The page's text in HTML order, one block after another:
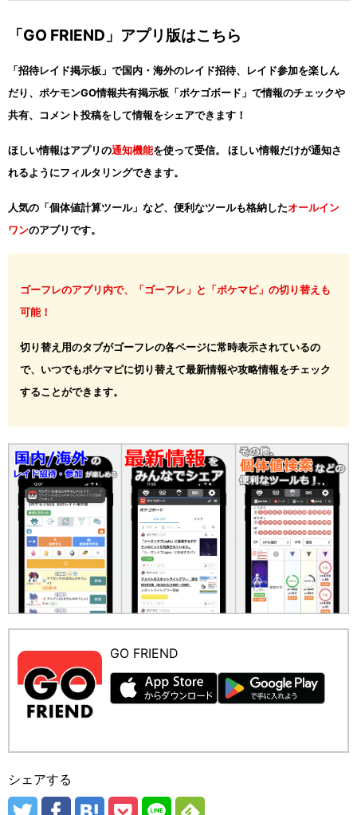
「GO FRIEND」アプリ版はこちら
「招待レイド掲示板」で国内・海外のレイド招待、レイド参加を楽しん
だり、ポケモンGO情報共有掲示板「ポケゴボード」で情報のチェックや
共有、コメント投稿をして情報をシェアできます！
ほしい情報はアプリの通知機能を使って受信。 ほしい情報だけが通知さ
れるようにフィルタリングできます。
人気の「個体値計算ツール」など、便利なツールも格納したオールイン
ワンのアプリです。
ゴーフレのアプリ内で、「ゴーフレ」と「ポケマピ」の切り替えも
可能！
切り替え用のタブがゴーフレの各ページに常時表示されているの
で、いつでもポケマピに切り替えて最新情報や攻略情報をチェック
することができます。
GO FRIEND
シェアする